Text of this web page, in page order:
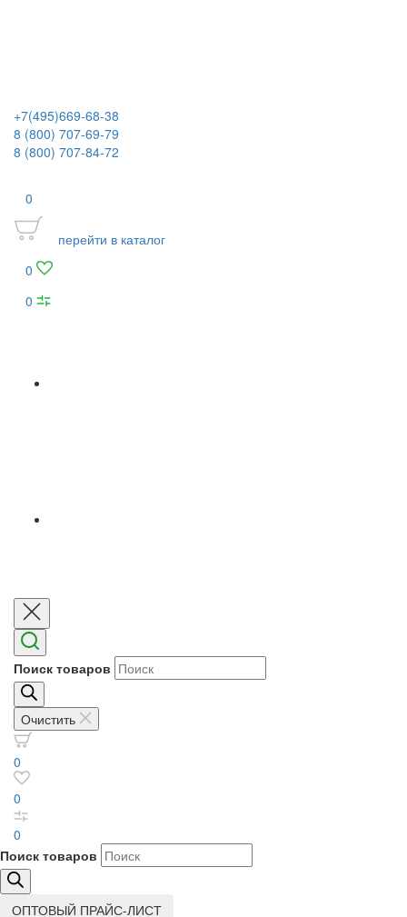
+7(495)669-68-38
8 (800) 707-69-79
8 (800) 707-84-72
0
перейти в каталог
0
0
Поиск товаров
Очистить
0
0
0
Поиск товаров
ОПТОВЫЙ ПРАЙС-ЛИСТ